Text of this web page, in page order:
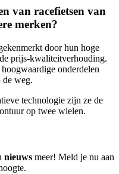
van racefietsen van
merken?
door hun hoge
prijs-kwaliteitverhouding.
onderdelen
de weg.
technologie zijn ze de
op twee wielen.
nieuws meer! Meld je nu aan